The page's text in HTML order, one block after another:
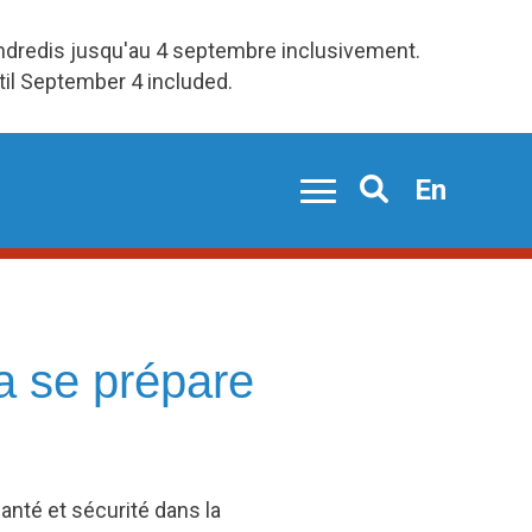
jusqu'au 4 septembre inclusivement.
September 4 included.
Search
En
se prépare
et sécurité dans la